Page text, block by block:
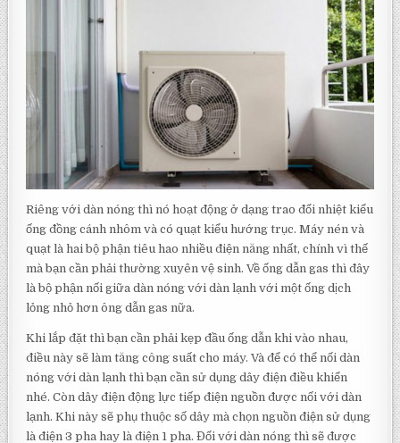
Riêng với dàn nóng thì nó hoạt động ở dạng trao đổi nhiệt kiểu
ống đồng cánh nhôm và có quạt kiểu hướng trục. Máy nén và
quạt là hai bộ phận tiêu hao nhiều điện năng nhất, chính vì thế
mà bạn cần phải thường xuyên vệ sinh. Về ống dẫn gas thì đây
là bộ phận nối giữa dàn nóng với dàn lạnh với một ống dịch
lỏng nhỏ hơn ông dẫn gas nữa.
Khi lắp đặt thì bạn cần phải kẹp đầu ống dẫn khi vào nhau,
điều này sẽ làm tăng công suất cho máy. Và để có thể nối dàn
nóng với dàn lạnh thì bạn cần sử dụng dây điện điều khiển
nhé. Còn dây điện động lực tiếp điện nguồn được nối với dàn
lạnh. Khi này sẽ phụ thuộc số dây mà chọn nguồn điện sử dụng
là điện 3 pha hay là điện 1 pha. Đối với dàn nóng thì sẽ được